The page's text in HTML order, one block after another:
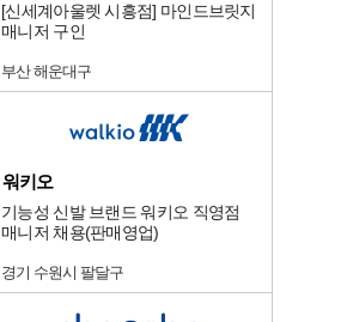
[신세계아울렛 시흥점] 마인드브릿지
매니저 구인
부산 해운대구
워키오
기능성 신발 브랜드 워키오 직영점
매니저 채용(판매영업)
경기 수원시 팔달구